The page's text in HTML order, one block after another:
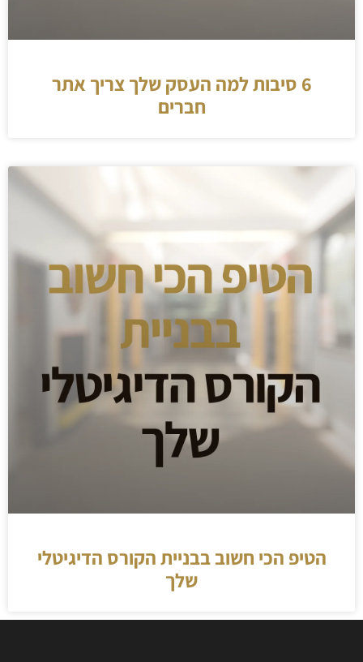
6 סיבות למה העסק שלך צריך אתר
חברים
הטיפ הכי חשוב בבניית הקורס הדיגיטלי
שלך